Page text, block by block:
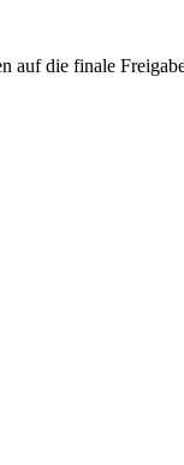
auf die finale